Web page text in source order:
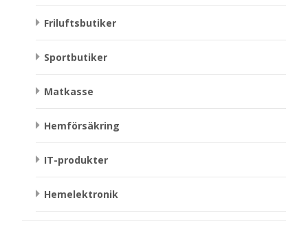
Friluftsbutiker
Sportbutiker
Matkasse
Hemförsäkring
IT-produkter
Hemelektronik